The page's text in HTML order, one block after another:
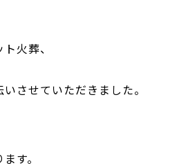
火葬、
させていただきました。
す。